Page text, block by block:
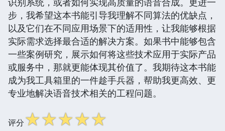
步，我希望这本书能引导我理解不同算法的优缺点，
以及它们在不同应用场景下的适用性，让我能够根据
实际需求选择最合适的解决方案。如果书中能够包含
一些案例研究，展示如何将这些技术应用于实际产品
或服务中，那就更能体现其价值了。我期待这本书能
成为我工具箱里的一件趁手兵器，帮助我更高效、更
专业地解决语音技术相关的工程问题。
评分☆☆☆☆☆